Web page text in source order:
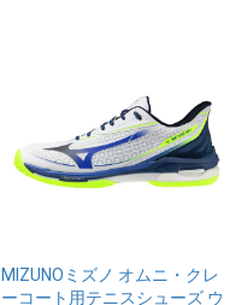
MIZUNOミズノ オムニ・クレ
ーコート用テニスシューズ ウ